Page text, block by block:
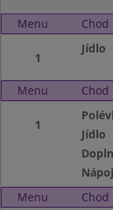
Menu Chod
1
Jídlo
Menu Chod
1
Jídlo
Nápoj
Menu
Chod